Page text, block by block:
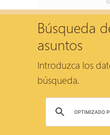
Búsqueda
asuntos
Introduzca los
búsqueda.